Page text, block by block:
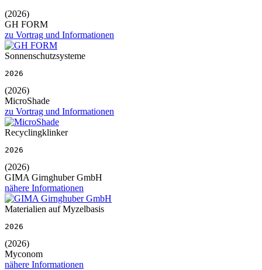
(2026)
GH FORM
zu Vortrag und Informationen
Sonnenschutzsysteme
2026
(2026)
MicroShade
zu Vortrag und Informationen
Recyclingklinker
2026
(2026)
GIMA Girnghuber GmbH
nähere Informationen
Materialien auf Myzelbasis
2026
(2026)
Myconom
nähere Informationen